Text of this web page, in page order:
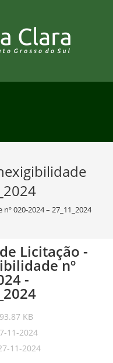
020-2024 – 27_11_2024
Licitação -
nº
-
KB
11-2024
11-2024